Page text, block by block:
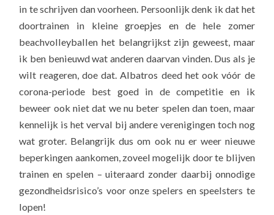
in te schrijven dan voorheen. Persoonlijk denk ik dat het
doortrainen in kleine groepjes en de hele zomer
beachvolleyballen het belangrijkst zijn geweest, maar
ik ben benieuwd wat anderen daarvan vinden. Dus als je
wilt reageren, doe dat. Albatros deed het ook vóór de
corona-periode best goed in de competitie en ik
beweer ook niet dat we nu beter spelen dan toen, maar
kennelijk is het verval bij andere verenigingen toch nog
wat groter. Belangrijk dus om ook nu er weer nieuwe
beperkingen aankomen, zoveel mogelijk door te blijven
trainen en spelen – uiteraard zonder daarbij onnodige
gezondheidsrisico’s voor onze spelers en speelsters te
lopen!